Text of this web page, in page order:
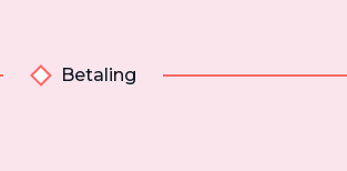
Betaling